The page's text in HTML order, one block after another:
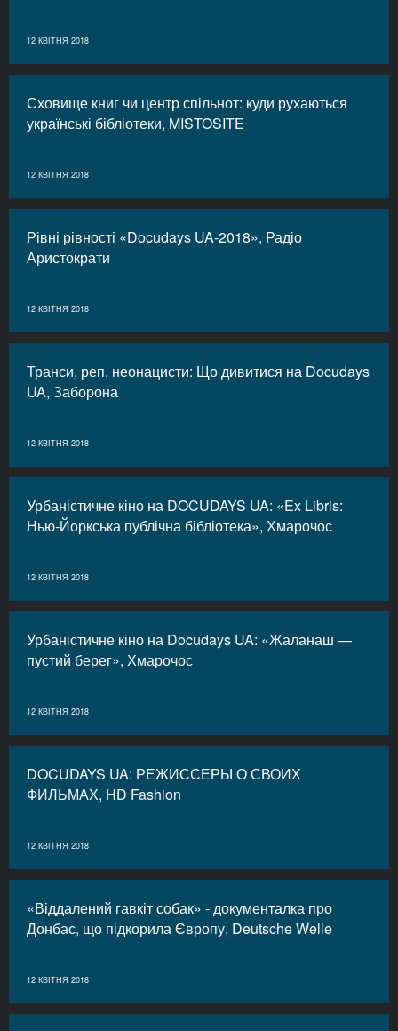
12 КВІТНЯ 2018
Сховище книг чи центр спільнот: куди рухаються
українські бібліотеки, MISTOSITE
12 КВІТНЯ 2018
Рівні рівності «Docudays UA-2018», Радіо
Аристократи
12 КВІТНЯ 2018
Транси, реп, неонацисти: Що дивитися на Docudays
UA, Заборона
12 КВІТНЯ 2018
Урбаністичне кіно на DOCUDAYS UA: «Ex Libris:
Нью-Йоркська публічна бібліотека», Хмарочос
12 КВІТНЯ 2018
Урбаністичне кіно на Docudays UA: «Жаланаш —
пустий берег», Хмарочос
12 КВІТНЯ 2018
DOCUDAYS UA: РЕЖИССЕРЫ О СВОИХ
ФИЛЬМАХ, HD Fashion
12 КВІТНЯ 2018
«Віддалений гавкіт собак» - документалка про
Донбас, що підкорила Європу, Deutsche Welle
12 КВІТНЯ 2018